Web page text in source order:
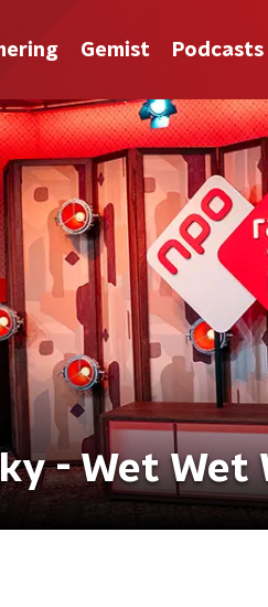
Gemist Podcasts
- Wet Wet